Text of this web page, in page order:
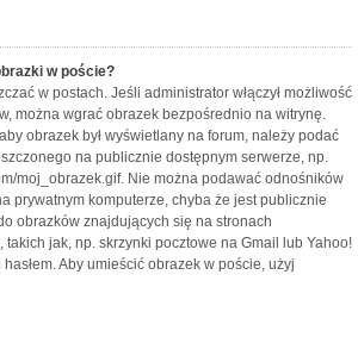
w poście?
w postach. Jeśli administrator włączył możliwość
można wgrać obrazek bezpośrednio na witrynę.
obrazek był wyświetlany na forum, należy podać
na publicznie dostępnym serwerze, np.
moj_obrazek.gif. Nie można podawać odnośników
prywatnym komputerze, chyba że jest publicznie
obrazków znajdujących się na stronach
jak, np. skrzynki pocztowe na Gmail lub Yahoo!
Aby umieścić obrazek w poście, użyj